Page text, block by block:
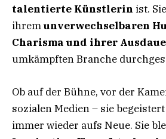
talentierte Künstlerin ist.
ihremunverwechselbaren
Charisma und ihrer
umkämpften Branche
Ob auf der Bühne, vor der
sozialen Medien – sie
immer wieder aufs Neue. Sie